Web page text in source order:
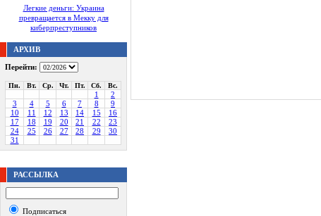
Легкие деньги: Украина
превращается в Мекку для
киберпреступников
АРХИВ
Перейти:
Пн. Вт. Ср. Чт. Пт. Сб. Вс.
1
2
3
4 5 6 7 8
9
10
11 12 13 14 15
16
17
18 19 20 21 22
23
24
25 26 27 28 29
30
31
РАССЫЛКА
Подписаться